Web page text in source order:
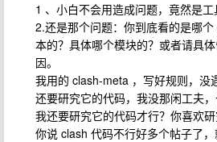
1 、小白不会用造成问题，竟然是工
2.还是那个问题：你到底看的是哪
本的？具体哪个模块的？或者请具
因。
我用的 clash-meta ，写好规则，没
还要研究它的代码，我没那闲工夫
我还要研究它的代码才行？你喜欢
你说 clash 代码不行好多个帖子了